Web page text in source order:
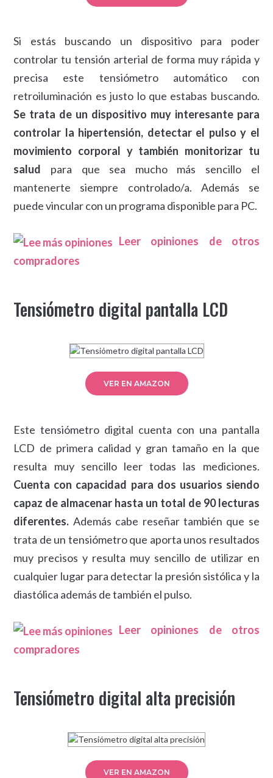
Si estás buscando un dispositivo para poder
controlar tu tensión arterial de forma muy rápida y
precisa este tensiómetro automático con
retroiluminación es justo lo que estabas buscando.
Se trata de un dispositivo muy interesante para
controlar la hipertensión, detectar el pulso y el
movimiento corporal y también monitorizar tu
salud para que sea mucho más sencillo el
mantenerte siempre controlado/a. Además se
puede vincular con un programa disponible para PC.
Leer opiniones de otros
compradores
Tensiómetro digital pantalla LCD
VER EN AMAZON
Este tensiómetro digital cuenta con una pantalla
LCD de primera calidad y gran tamaño en la que
resulta muy sencillo leer todas las mediciones.
Cuenta con capacidad para dos usuarios siendo
capaz de almacenar hasta un total de 90 lecturas
diferentes. Además cabe reseñar también que se
trata de un tensiómetro que aporta unos resultados
muy precisos y resulta muy sencillo de utilizar en
cualquier lugar para detectar la presión sistólica y la
diastólica además de también el pulso.
Leer opiniones de otros
compradores
Tensiómetro digital alta precisión
VER EN AMAZON